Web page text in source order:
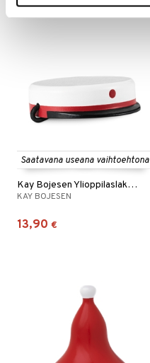
Saatavana useana vaihtoehtona
Kay Bojesen Ylioppilaslakki pieni
KAY BOJESEN
13,90 €